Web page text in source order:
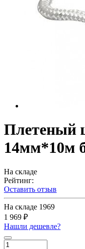
Плетеный
14мм*10м
На складе
Рейтинг:
Оставить отзыв
На складе 1969
1 969 ₽
Нашли дешевле?